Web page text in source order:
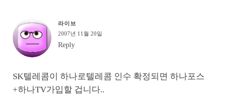
라이브
2007년 11월 20일
Reply
SK텔레콤이 하나로텔레콤 인수 확정되면 하나포스
+하나TV가입할 겁니다..